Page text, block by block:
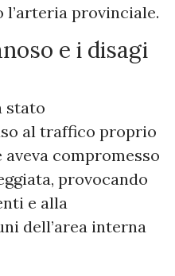
provinciale.
e i disagi
stato
al traffico proprio
compromesso
provocando
e alla
dell’area interna